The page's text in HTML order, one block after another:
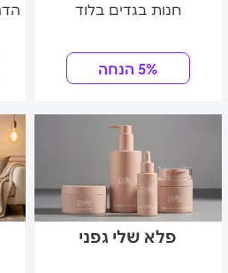
חנות בגדים בלוד
5% הנחה
פלא שלי גפני